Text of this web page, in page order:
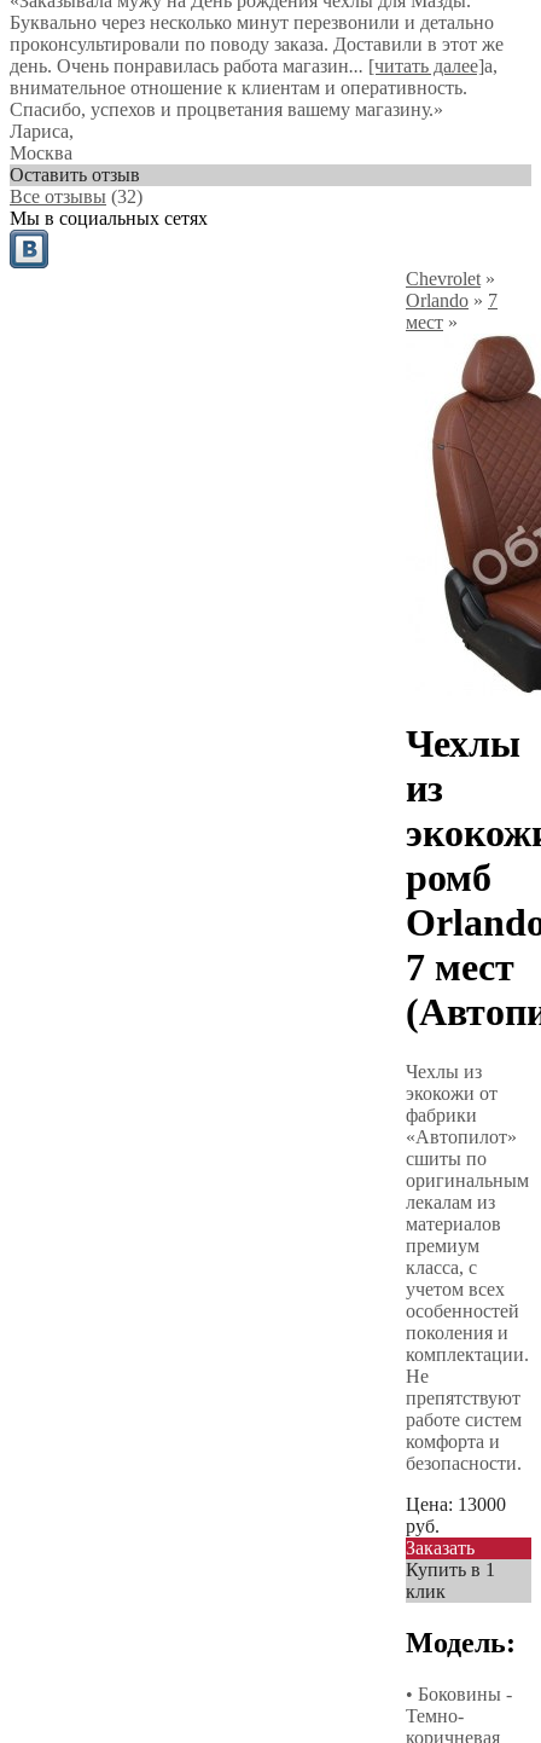
Буквально через несколько минут перезвонили и детально
проконсультировали по поводу заказа. Доставили в этот же
день. Очень понравилась работа магазин... [читать далее]а,
внимательное отношение к клиентам и оперативность.
Спасибо, успехов и процветания вашему магазину.»
Лариса,
Москва
Оставить отзыв
Все отзывы (32)
Мы в социальных сетях
Chevrolet »
Orlando » 7
мест »
Чехлы
из
ромб
7 мест
Чехлы из
экокожи от
фабрики
«Автопилот»
сшиты по
оригинальным
лекалам из
материалов
премиум
класса, с
учетом всех
особенностей
поколения и
комплектации.
Не
препятствуют
работе систем
комфорта и
безопасности.
Цена: 13000
руб.
Заказать
Купить в 1
клик
Модель:
• Боковины -
Темно-
коричневая